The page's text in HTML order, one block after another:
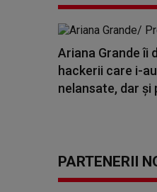
Ariana Grande îi
hackerii care i-
nelansate, dar și
PARTENERII